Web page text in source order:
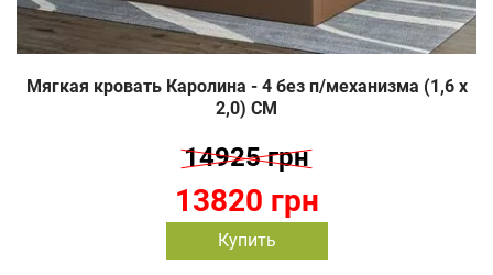
Мягкая кровать Каролина - 4 без п/механизма (1,6 х
2,0) СМ
13820 грн
14925 грн
Купить